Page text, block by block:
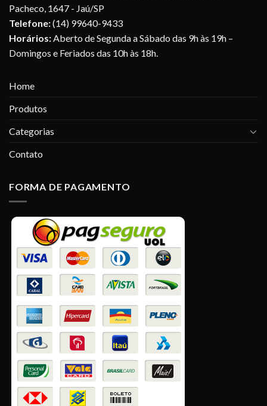
Pacheco, 1647 - Jaú/SP
Telefone:(14) 99640-9433
Horários:Aberto de Segunda a Sábado das 9h às 19h –
Domingos e Feriados das 10h às 18h.
Home
Produtos
Categorias
Contato
FORMA DE PAGAMENTO